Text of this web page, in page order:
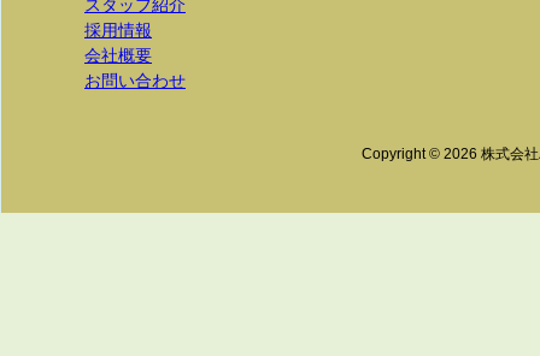
スタッフ紹介
採用情報
会社概要
お問い合わせ
Copyright © 2026 株式会